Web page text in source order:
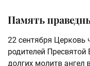
Память
22 сентября Церковь
родителей
долгих молитв ангел